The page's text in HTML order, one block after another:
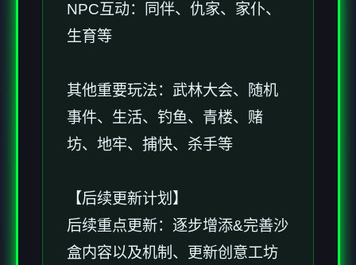
NPC互动：同伴、仇家、家仆、
生育等
其他重要玩法：武林大会、随机
事件、生活、钓鱼、青楼、赌
坊、地牢、捕快、杀手等
【后续更新计划】
后续重点更新：逐步增添&完善沙
盒内容以及机制、更新创意工坊